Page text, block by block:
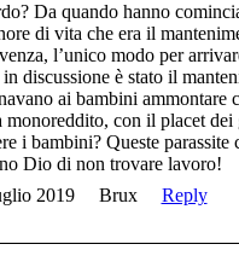
Da quando hanno
di vita che era il
l’unico modo per
in discussione è stato il
ai bambini
monoreddito, con il placet
i bambini? Queste
Dio di non trovare lavoro!
2019
Brux Reply